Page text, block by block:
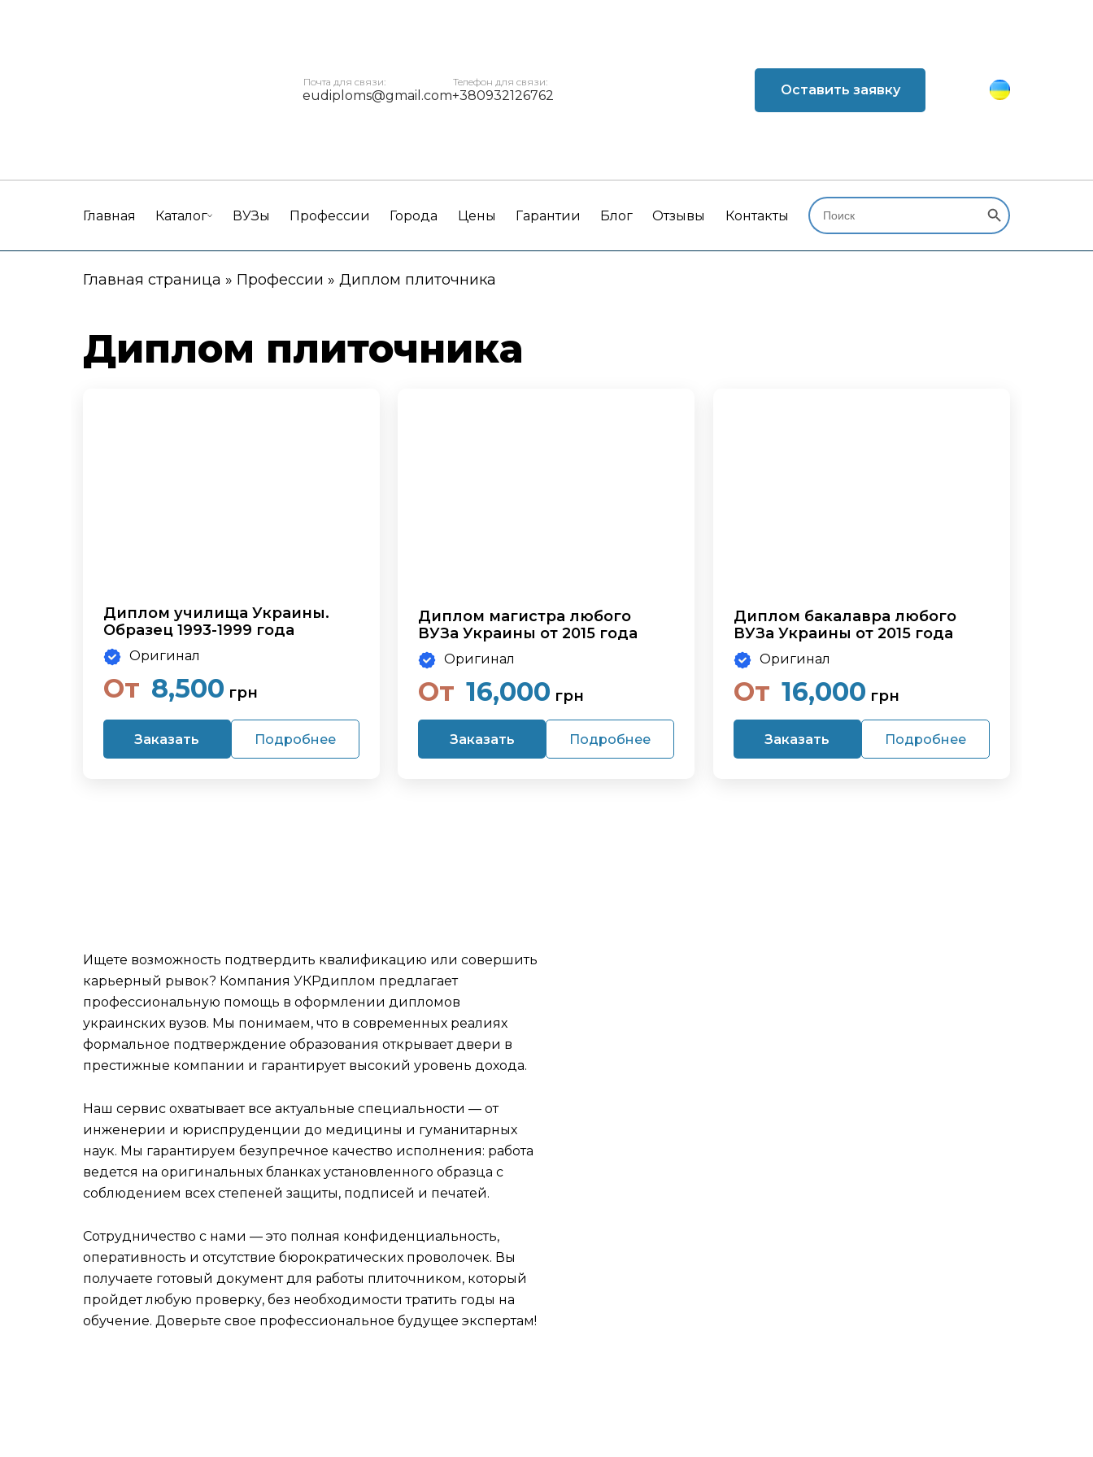
Почта для связи:
eudiploms@gmail.com
Телефон для связи:
+380932126762 Оставить заявку
Главная Каталог ВУЗы Профессии Города Цены Гарантии Блог Отзывы Контакты
Search
for:
Search Button
Главная страница » Профессии » Диплом плиточника
Диплом плиточника
Диплом училища Украины.
Образец 1993-1999 года
Оригинал
От 8,500 грн
Заказать Подробнее
Диплом магистра любого
ВУЗа Украины от 2015 года
Оригинал
От 16,000 грн
Заказать Подробнее
Диплом бакалавра любого
ВУЗа Украины от 2015 года
Оригинал
От 16,000 грн
Заказать Подробнее
Ищете возможность подтвердить квалификацию или совершить
карьерный рывок? Компания УКРдиплом предлагает
профессиональную помощь в оформлении дипломов
украинских вузов. Мы понимаем, что в современных реалиях
формальное подтверждение образования открывает двери в
престижные компании и гарантирует высокий уровень дохода.
Наш сервис охватывает все актуальные специальности — от
инженерии и юриспруденции до медицины и гуманитарных
наук. Мы гарантируем безупречное качество исполнения: работа
ведется на оригинальных бланках установленного образца с
соблюдением всех степеней защиты, подписей и печатей.
Сотрудничество с нами — это полная конфиденциальность,
оперативность и отсутствие бюрократических проволочек. Вы
получаете готовый документ для работы плиточником, который
пройдет любую проверку, без необходимости тратить годы на
обучение. Доверьте свое профессиональное будущее экспертам!